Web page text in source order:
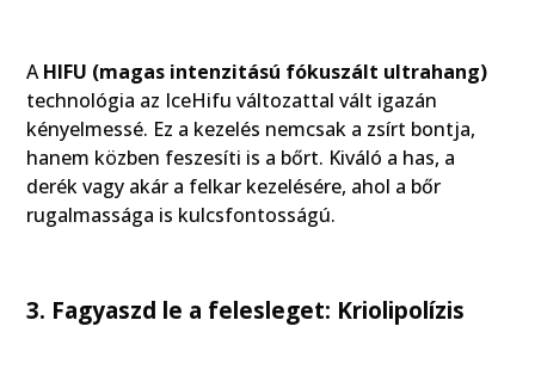
AHIFU (magas intenzitású fókuszált ultrahang)
technológia az IceHifu változattal vált igazán
kényelmessé. Ez a kezelés nemcsak a zsírt bontja,
hanem közben feszesíti is a bőrt. Kiváló a has, a
derék vagy akár a felkar kezelésére, ahol a bőr
rugalmassága is kulcsfontosságú.
3. Fagyaszd le a felesleget: Kriolipolízis